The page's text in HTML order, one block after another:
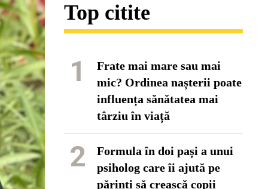
Top citite
1
Frate mai mare sau mai
mic? Ordinea nașterii poate
influența sănătatea mai
târziu în viață
2
Formula în doi pași a unui
psiholog care îi ajută pe
părinți să crească copii